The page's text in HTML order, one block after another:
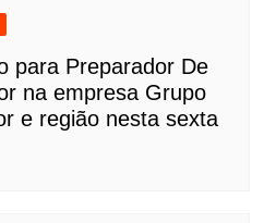
para Preparador De
na empresa Grupo
e região nesta sexta